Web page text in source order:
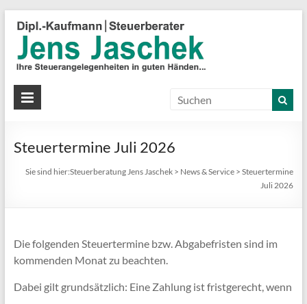
Steuertermine Juli 2026
Sie sind hier:Steuerberatung Jens Jaschek > News & Service >Steuertermine
Juli 2026
Die folgenden Steuertermine bzw. Abgabefristen sind im
kommenden Monat zu beachten.
Dabei gilt grundsätzlich: Eine Zahlung ist fristgerecht, wenn